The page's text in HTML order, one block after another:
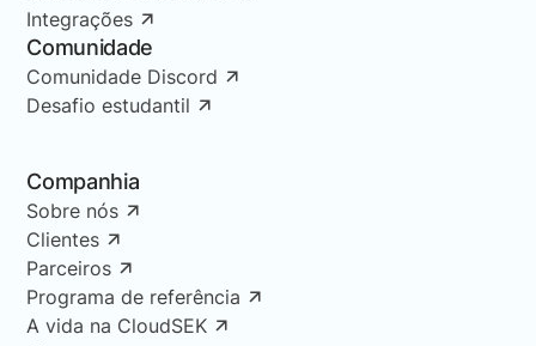
Integrações
Comunidade
Comunidade Discord
Desafio estudantil
Companhia
Sobre nós
Clientes
Parceiros
Programa de referência
A vida na CloudSEK